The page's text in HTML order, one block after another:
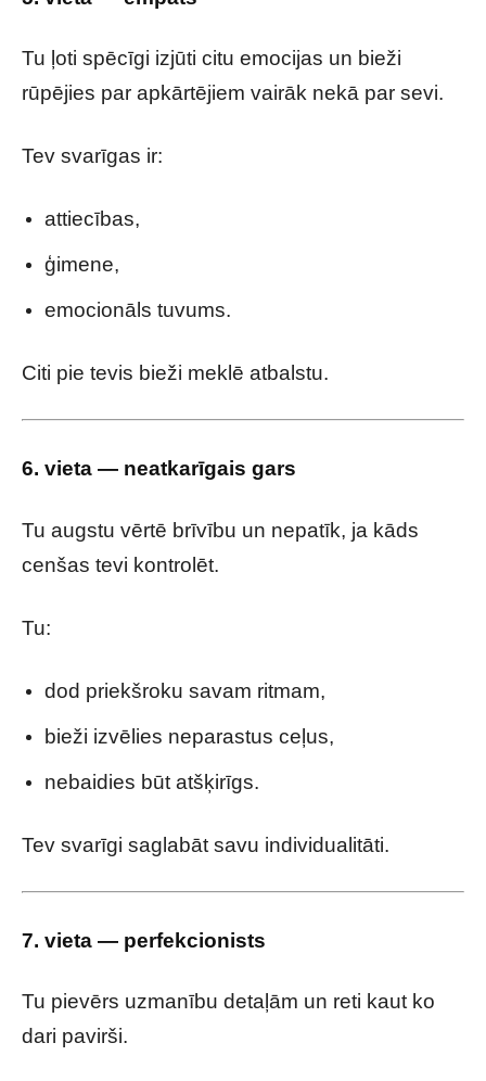
Tu ļoti spēcīgi izjūti citu emocijas un bieži
rūpējies par apkārtējiem vairāk nekā par sevi.
Tev svarīgas ir:
attiecības,
ģimene,
emocionāls tuvums.
Citi pie tevis bieži meklē atbalstu.
6. vieta — neatkarīgais gars
Tu augstu vērtē brīvību un nepatīk, ja kāds
cenšas tevi kontrolēt.
Tu:
dod priekšroku savam ritmam,
bieži izvēlies neparastus ceļus,
nebaidies būt atšķirīgs.
Tev svarīgi saglabāt savu individualitāti.
7. vieta — perfekcionists
Tu pievērs uzmanību detaļām un reti kaut ko
dari pavirši.